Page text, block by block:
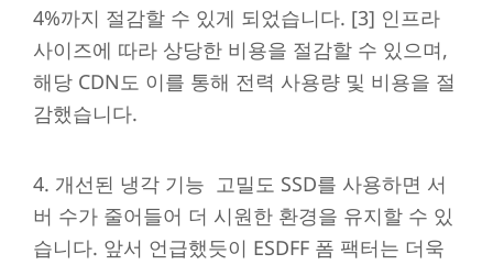
4%까지 절감할 수 있게 되었습니다. [3] 인프라
사이즈에 따라 상당한 비용을 절감할 수 있으며,
해당 CDN도 이를 통해 전력 사용량 및 비용을 절
감했습니다.
4. 개선된 냉각 기능 고밀도 SSD를 사용하면 서
버 수가 줄어들어 더 시원한 환경을 유지할 수 있
습니다. 앞서 언급했듯이 ESDFF 폼 팩터는 더욱